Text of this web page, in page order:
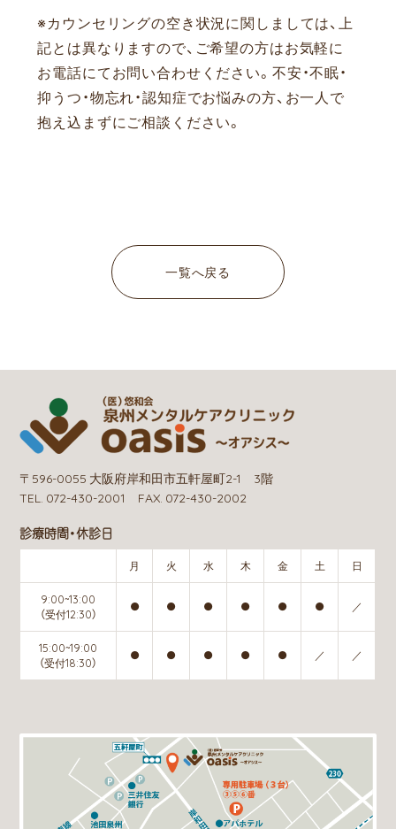
※カウンセリングの空き状況に関しましては、上
記とは異なりますので、ご希望の方はお気軽に
お電話にてお問い合わせください。 不安・不眠・
抑うつ・物忘れ・認知症でお悩みの方、お一人で
抱え込まずにご相談ください。
一覧へ戻る
〒596-0055 大阪府岸和田市五軒屋町2-1 3階
TEL. 072-430-2001 FAX. 072-430-2002
診療時間・休診日
月 火 水 木 金 土 日
9:00~13:00
（受付12:30）
● ● ● ● ● ● ／
15:00~19:00
（受付18:30）
● ● ● ● ● ／ ／